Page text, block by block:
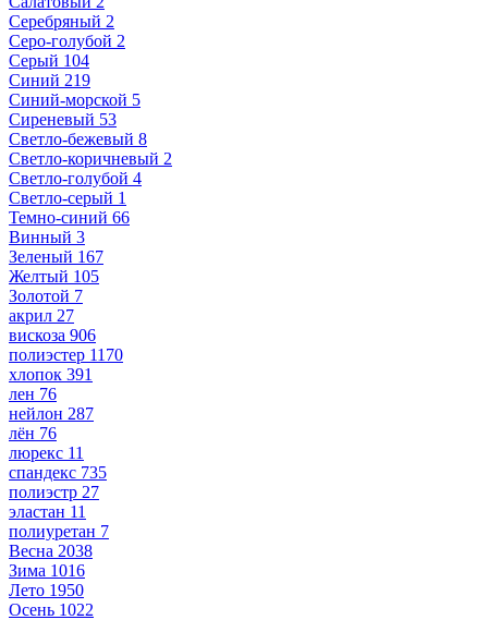
Серебряный 2
Серо-голубой 2
Серый 104
Синий 219
Синий-морской 5
Сиреневый 53
Светло-бежевый 8
Светло-коричневый 2
Светло-голубой 4
Светло-серый 1
Темно-синий 66
Винный 3
Зеленый 167
Желтый 105
Золотой 7
акрил 27
вискоза 906
полиэстер 1170
хлопок 391
лен 76
нейлон 287
лён 76
люрекс 11
спандекс 735
полиэстр 27
эластан 11
полиуретан 7
Весна 2038
Зима 1016
Лето 1950
Осень 1022